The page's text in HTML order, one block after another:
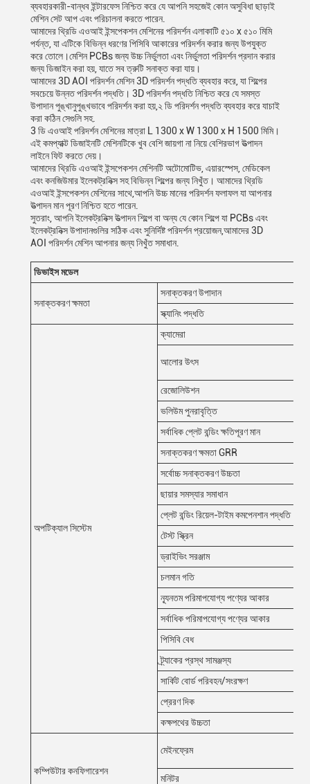
ব্যবহারকারী-বান্ধব ইন্টারফেস নিশ্চিত করে যে আপনি সহজেই কোন অসুবিধা ছাড়াই
মেশিন সেট আপ এবং পরিচালনা করতে পারেন.
আমাদের থ্রিডি এওআই ইন্সপেকশন মেশিনের পরিদর্শন এলাকাটি ৫১০ x ৫১০ মিমি
পর্যন্ত, যা এটিকে বিভিন্ন ধরণের পিসিবি আকারের পরিদর্শন করার জন্য উপযুক্ত
করে তোলে।মেশিন PCBs জন্য উচ্চ নির্ভুলতা এবং নির্ভুলতা পরিদর্শন প্রদান করার
জন্য ডিজাইন করা হয়, যাতে সব ত্রুটি সনাক্ত করা যায়।
আমাদের 3D AOI পরিদর্শন মেশিন 3D পরিদর্শন পদ্ধতি ব্যবহার করে, যা শিল্পের
সবচেয়ে উন্নত পরিদর্শন পদ্ধতি। 3D পরিদর্শন পদ্ধতি নিশ্চিত করে যে সমস্ত
উপাদান পুঙ্খানুপুঙ্খভাবে পরিদর্শন করা হয়,২ ডি পরিদর্শন পদ্ধতি ব্যবহার করে যাচাই
করা কঠিন সেগুলি সহ.
3 ডি এওআই পরিদর্শন মেশিনের মাত্রা L 1300 x W 1300 x H 1500 মিমি।
এই কমপ্যাক্ট ডিজাইনটি মেশিনটিকে খুব বেশি জায়গা না নিয়ে বেশিরভাগ উত্পাদন
লাইনে ফিট করতে দেয়।
আমাদের থ্রিডি এওআই ইন্সপেকশন মেশিনটি অটোমোটিভ, এয়ারস্পেস, মেডিকেল
এবং কনজিউমার ইলেকট্রনিক্স সহ বিভিন্ন শিল্পের জন্য নিখুঁত। আমাদের থ্রিডি
এওআই ইন্সপেকশন মেশিনের সাথে,আপনি উচ্চ মানের পরিদর্শন ফলাফল যা আপনার
উত্পাদন মান পূরণ নিশ্চিত হতে পারেন.
সুতরাং, আপনি ইলেকট্রনিক্স উত্পাদন শিল্পে বা অন্য যে কোন শিল্পে যা PCBs এবং
ইলেকট্রনিক্স উপাদানগুলির সঠিক এবং সুনির্দিষ্ট পরিদর্শন প্রয়োজন,আমাদের 3D
AOI পরিদর্শন মেশিন আপনার জন্য নিখুঁত সমাধান.
ডিভাইস মডেল
সনাক্তকরণ ক্ষমতা
সনাক্তকরণ উপাদান
স্ক্যানিং পদ্ধতি
অপটিক্যাল সিস্টেম
ক্যামেরা
আলোর উৎস
রেজোলিউশন
ভলিউম পুনরাবৃত্তি
সর্বাধিক প্লেট বন্ডিং ক্ষতিপূরণ মান
সনাক্তকরণ ক্ষমতা GRR
সর্বোচ্চ সনাক্তকরণ উচ্চতা
ছায়ার সমস্যার সমাধান
প্লেট বন্ডিং রিয়েল-টাইম কমপেনশান পদ্ধতি
টেস্ট স্ক্রিন
ড্রাইভিং সরঞ্জাম
চলমান গতি
ন্যূনতম পরিমাপযোগ্য পণ্যের আকার
সর্বাধিক পরিমাপযোগ্য পণ্যের আকার
পিসিবি বেধ
ট্র্যাকের প্রস্থ সামঞ্জস্য
সার্কিট বোর্ড পরিবহন/সংরক্ষণ
প্রেরণ দিক
কক্ষপথের উচ্চতা
কম্পিউটার কনফিগারেশন
মেইনফ্রেম
মনিটর